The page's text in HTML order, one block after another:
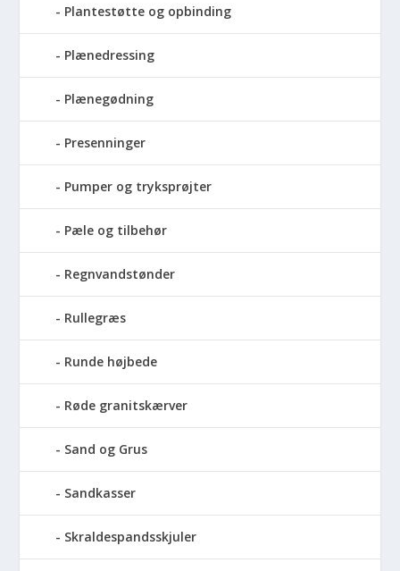
Plantestøtte og opbinding
Plænedressing
Plænegødning
Presenninger
Pumper og tryksprøjter
Pæle og tilbehør
Regnvandstønder
Rullegræs
Runde højbede
Røde granitskærver
Sand og Grus
Sandkasser
Skraldespandsskjuler